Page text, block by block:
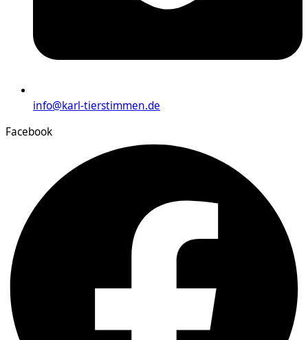
info@karl-tierstimmen.de
Facebook